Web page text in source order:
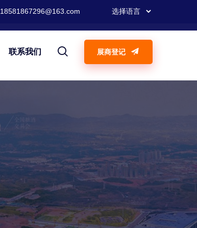
18581867296@163.com
联系我们 展商登记